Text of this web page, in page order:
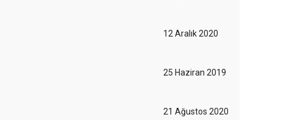
12 Aralık 2020
25 Haziran 2019
21 Ağustos 2020